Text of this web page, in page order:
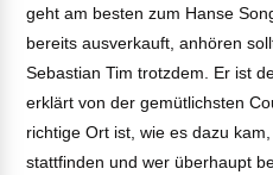
geht am besten zum Hanse
bereits ausverkauft, anhören
Sebastian Tim trotzdem. Er ist
erklärt von der gemütlichsten
richtige Ort ist, wie es dazu
stattfinden und wer überhaupt